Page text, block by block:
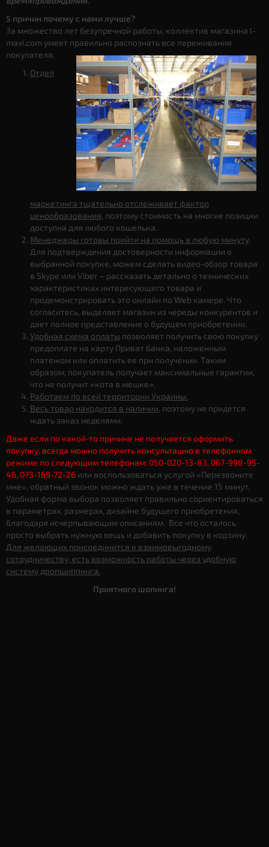
5 причин почему с нами лучше?
За множество лет безупречной работы, коллектив магазина I-
maxi.com умеет правильно распознать все переживания
покупателя.
Отдел
маркетинга тщательно отслеживает фактор
ценообразования, поэтому стоимость на многие позиции
доступна для любого кошелька.
Менеджеры готовы прийти на помощь в любую минуту.
Для подтверждения достоверности информации о
выбранной покупке, можем сделать видео-обзор товара
в Skype или Viber – рассказать детально о технических
характеристиках интересующего товара и
продемонстрировать это онлайн по Web камере. Что
согласитесь, выделяет магазин из череды конкурентов и
дает полное представление о будущем приобретении.
Удобная схема оплаты позволяет получить свою покупку
предоплате на карту Приват банка, наложенным
платежом или оплатить ее при получении. Таким
образом, покупатель получает максимальные гарантии,
что не получит «кота в мешке».
Работаем по всей территории Украины.
Весь товар находится в наличии, поэтому не придется
ждать заказ неделями.
Даже если по какой-то причине не получается оформить
покупку, всегда можно получить консультацию в телефонном
режиме по следующим телефонам: 050-020-13-83, 067-998-95-
46, 073-169-72-26 или воспользоваться услугой «Перезвоните
мне», обратный звонок можно ждать уже в течение 15 минут.
Удобная форма выбора позволяет правильно сориентироваться
в параметрах, размерах, дизайне будущего приобретения,
благодаря исчерпывающим описаниям. Все что осталось
просто выбрать нужную вещь и добавить покупку в корзину.
Для желающих присоединится к взаимовыгодному
сотрудничеству, есть возможность работы через удобную
систему дропшиппинга.
Приятного шопинга!